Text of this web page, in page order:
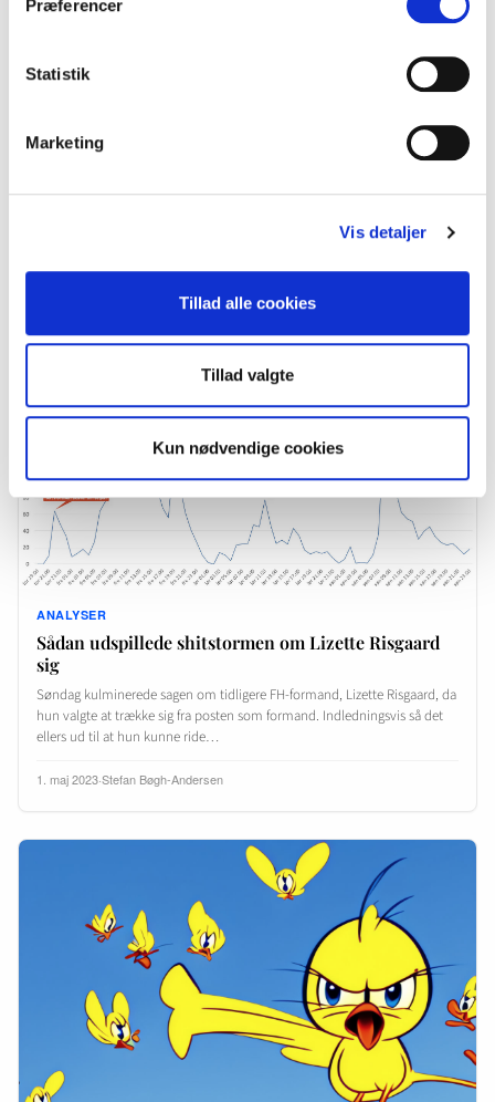
Præferencer
Statistik
Marketing
Vis detaljer
Tillad alle cookies
Tillad valgte
Kun nødvendige cookies
ANALYSER
Sådan udspillede shitstormen om Lizette Risgaard
sig
Søndag kulminerede sagen om tidligere FH-formand, Lizette Risgaard, da
hun valgte at trække sig fra posten som formand. Indledningsvis så det
ellers ud til at hun kunne ride…
1. maj 2023·Stefan Bøgh-Andersen